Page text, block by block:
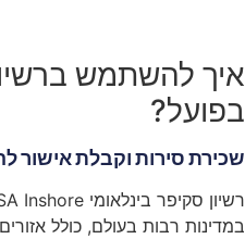
בפועל?
שכירת סירות וקבלת אישור
במדינות רבות בעולם, כולל